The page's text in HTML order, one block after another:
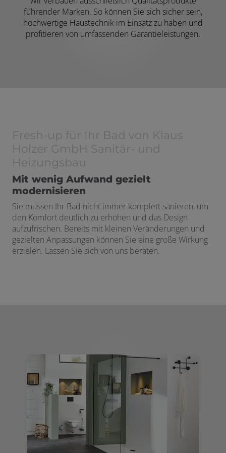
führender Marken. So können Sie sich sicher sein,
hochwertige Haustechnik im Einsatz zu haben und
profitieren von umfassenden Garantieleistungen.
Fresh-up für Ihr Bad von Klaus
Holzer GmbH Sanitär- und
Heizungsbau
Mit wenig Aufwand gezielt
modernisieren
Sie müssen Ihr Bad nicht immer komplett sanieren, um
den Komfort deutlich zu erhöhen und das Design
aufzufrischen. Bereits mit kleinen Veränderungen und
gezielten Anpassungen können Sie eine große Wirkung
erzielen. Lassen Sie sich von uns beraten.